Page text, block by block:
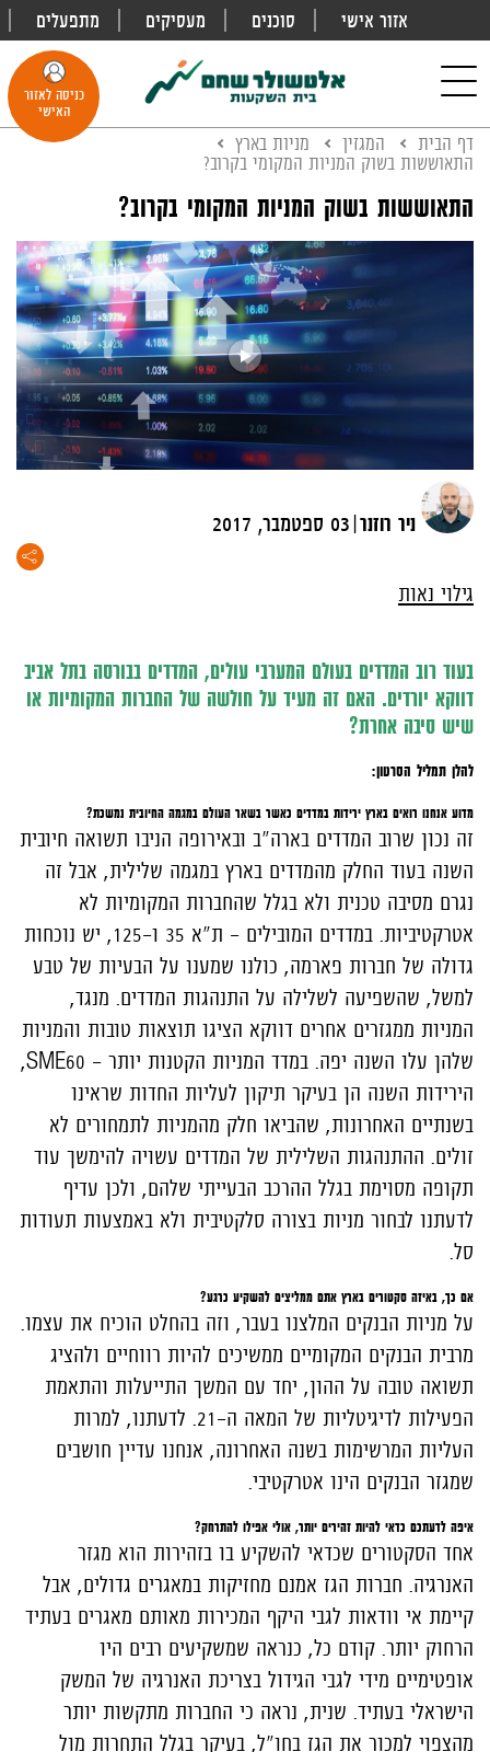
אזור אישי סוכנים מעסיקים מתפעלים
navigation
כניסה לאזור
האישי
דף הבית המגזין
מניות בארץ
התאוששות בשוק המניות המקומי בקרוב?
התאוששות בשוק המניות המקומי בקרוב?
ניר רוזנר|03 ספטמבר, 2017
גילוי נאות
בעוד רוב המדדים בעולם המערבי עולים, המדדים בבורסה בתל אביב
דווקא יורדים. האם זה מעיד על חולשה של החברות המקומיות או
שיש סיבה אחרת?
להלן תמליל הסרטון:
מדוע אנחנו רואים בארץ ירידות במדדים כאשר בשאר העולם במגמה החיובית נמשכת?
זה נכון שרוב המדדים בארה"ב ובאירופה הניבו תשואה חיובית
השנה בעוד החלק מהמדדים בארץ במגמה שלילית, אבל זה
נגרם מסיבה טכנית ולא בגלל שהחברות המקומיות לא
אטרקטיביות. במדדים המובילים - ת"א 35 ו-125, יש נוכחות
גדולה של חברות פארמה, כולנו שמענו על הבעיות של טבע
למשל, שהשפיעה לשלילה על התנהגות המדדים. מנגד,
המניות ממגזרים אחרים דווקא הציגו תוצאות טובות והמניות
שלהן עלו השנה יפה. במדד המניות הקטנות יותר - SME60,
הירידות השנה הן בעיקר תיקון לעליות החדות שראינו
בשנתיים האחרונות, שהביאו חלק מהמניות לתמחורים לא
זולים. ההתנהגות השלילית של המדדים עשויה להימשך עוד
תקופה מסוימת בגלל ההרכב הבעייתי שלהם, ולכן עדיף
לדעתנו לבחור מניות בצורה סלקטיבית ולא באמצעות תעודות
סל.
אם כך, באיזה סקטורים בארץ אתם ממליצים להשקיע כרגע?
על מניות הבנקים המלצנו בעבר, וזה בהחלט הוכיח את עצמו.
מרבית הבנקים המקומיים ממשיכים להיות רווחיים ולהציג
תשואה טובה על ההון, יחד עם המשך התייעלות והתאמת
הפעילות לדיגיטליות של המאה ה-21. לדעתנו, למרות
העליות המרשימות בשנה האחרונה, אנחנו עדיין חושבים
שמגזר הבנקים הינו אטרקטיבי.
איפה לדעתכם כדאי להיות זהירים יותר, אולי אפילו להתרחק?
אחד הסקטורים שכדאי להשקיע בו בזהירות הוא מגזר
האנרגיה. חברות הגז אמנם מחזיקות במאגרים גדולים, אבל
קיימת אי וודאות לגבי היקף המכירות מאותם מאגרים בעתיד
הרחוק יותר. קודם כל, כנראה שמשקיעים רבים היו
אופטימיים מידי לגבי הגידול בצריכת האנרגיה של המשק
הישראלי בעתיד. שנית, נראה כי החברות מתקשות יותר
מהצפוי למכור את הגז בחו"ל, בעיקר בגלל התחרות מול